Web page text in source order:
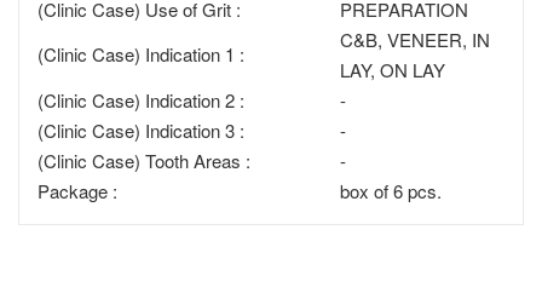
(Clinic Case) Use of Grit :
PREPARATION
(Clinic Case) Indication 1 :
C&B, VENEER, IN
LAY, ON LAY
(Clinic Case) Indication 2 :
-
(Clinic Case) Indication 3 :
-
(Clinic Case) Tooth Areas :
-
Package :
box of 6 pcs.